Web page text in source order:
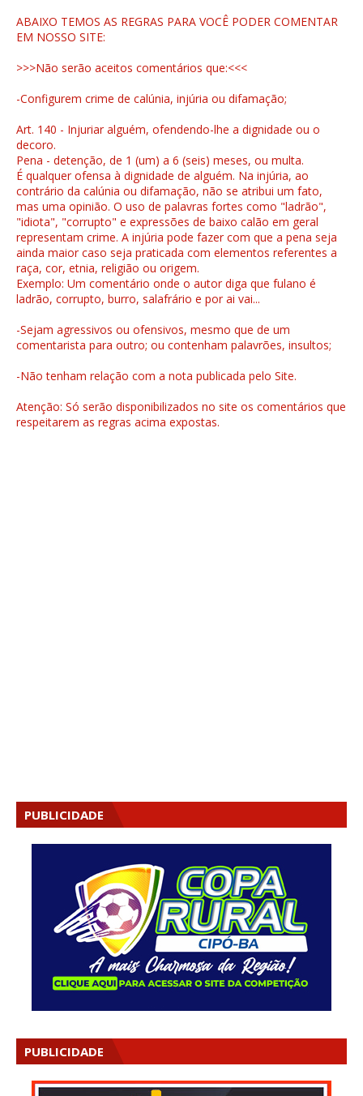
ABAIXO TEMOS AS REGRAS PARA VOCÊ PODER COMENTAR
EM NOSSO SITE:
>>>Não serão aceitos comentários que:<<<
-Configurem crime de calúnia, injúria ou difamação;
Art. 140 - Injuriar alguém, ofendendo-lhe a dignidade ou o
decoro.
Pena - detenção, de 1 (um) a 6 (seis) meses, ou multa.
É qualquer ofensa à dignidade de alguém. Na injúria, ao
contrário da calúnia ou difamação, não se atribui um fato,
mas uma opinião. O uso de palavras fortes como "ladrão",
"idiota", "corrupto" e expressões de baixo calão em geral
representam crime. A injúria pode fazer com que a pena seja
ainda maior caso seja praticada com elementos referentes a
raça, cor, etnia, religião ou origem.
Exemplo: Um comentário onde o autor diga que fulano é
ladrão, corrupto, burro, salafrário e por ai vai...
-Sejam agressivos ou ofensivos, mesmo que de um
comentarista para outro; ou contenham palavrões, insultos;
-Não tenham relação com a nota publicada pelo Site.
Atenção: Só serão disponibilizados no site os comentários que
respeitarem as regras acima expostas.
PUBLICIDADE
PUBLICIDADE